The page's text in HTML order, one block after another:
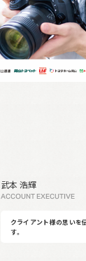
武本 浩輝
ACCOUNT EXECUTIVE
クライアント様の思いを
す。